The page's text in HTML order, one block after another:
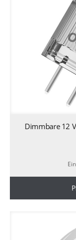
Dimmbare 12